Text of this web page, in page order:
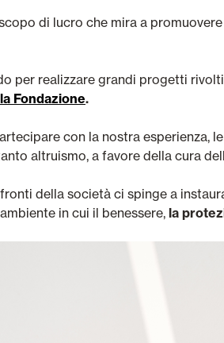
di lucro che mira a
per realizzare grandi progetti
Fondazione.
con la nostra esperienza,
altruismo, a favore della cura
della società ci spinge a
in cui il benessere,la